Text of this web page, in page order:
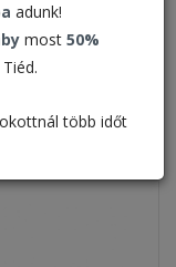
adunk!
most 50%
több időt